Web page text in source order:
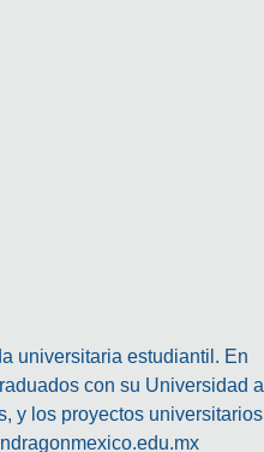
universitaria estudiantil. En
con su Universidad a
y los proyectos universitarios